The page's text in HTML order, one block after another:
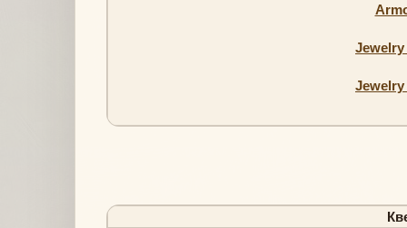
Jewelry
Jewelry